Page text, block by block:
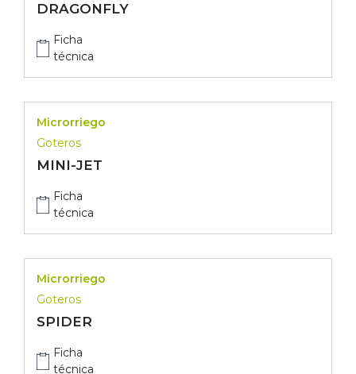
DRAGONFLY
Ficha
técnica
Microrriego
Goteros
MINI-JET
Ficha
técnica
Microrriego
Goteros
SPIDER
Ficha
técnica